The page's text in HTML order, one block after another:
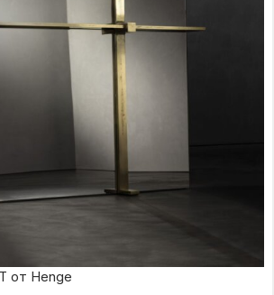
от Henge